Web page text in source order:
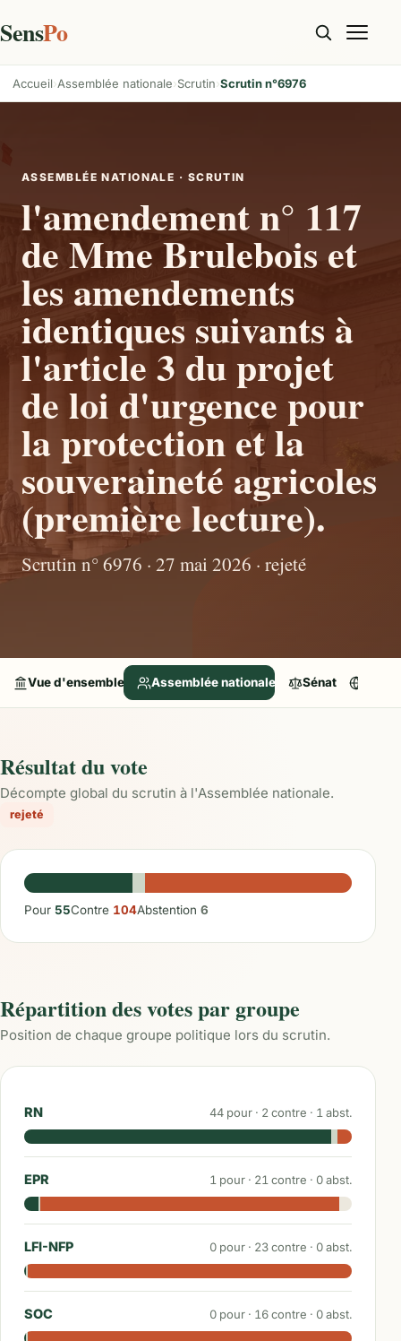
SensPo
Accueil Assemblée nationale Scrutin Scrutin n°6976
ASSEMBLÉE NATIONALE · SCRUTIN
l'amendement n° 117
de Mme Brulebois et
les amendements
identiques suivants à
l'article 3 du projet
de loi d'urgence pour
la protection et la
souveraineté agricoles
(première lecture).
Scrutin n° 6976 · 27 mai 2026 · rejeté
Vue d'ensemble Assemblée nationale Sénat
Résultat du vote
Décompte global du scrutin à l'Assemblée nationale.
rejeté
Pour 55Contre 104Abstention 6
Répartition des votes par groupe
Position de chaque groupe politique lors du scrutin.
RN 44 pour · 2 contre · 1 abst.
EPR 1 pour · 21 contre · 0abst.
LFI-NFP 0 pour · 23contre · 0abst.
SOC 0 pour · 16contre · 0abst.